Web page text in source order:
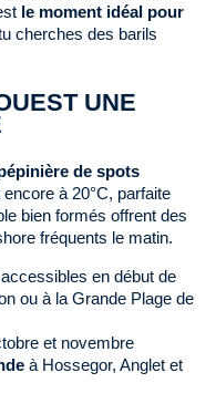
le moment idéal pour
cherches des barils
UNE
de spots
à 20°C, parfaite
bien formés offrent des
fréquents le matin.
en début de
ou à la Grande Plage de
et novembre
à Hossegor, Anglet et